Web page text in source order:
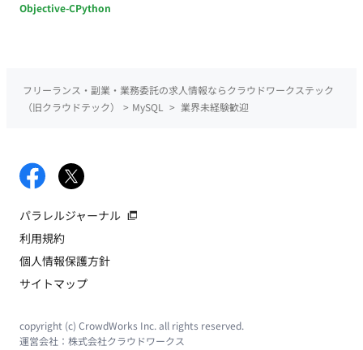
Objective-CPython
フリーランス・副業・業務委託の求人情報ならクラウドワークステック
（旧クラウドテック）
> MySQL > 業界未経験歓迎
パラレルジャーナル
利用規約
個人情報保護方針
サイトマップ
copyright (c) CrowdWorks Inc. all rights reserved.
運営会社： 株式会社クラウドワークス